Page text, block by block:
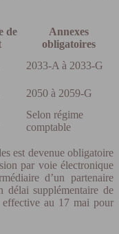
de
Annexes
obligatoires
2033-A à 2033-G
2050 à 2059-G
Selon régime
comptable
est devenue obligatoire
par voie électronique
d’un partenaire
délai supplémentaire de
effective au 17 mai pour